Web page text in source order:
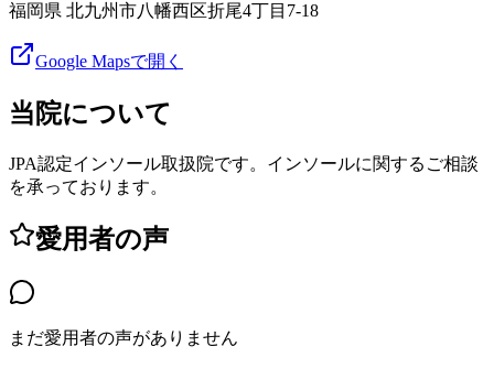
福岡県 北九州市八幡西区折尾4丁目7-18
Google Mapsで開く
当院について
JPA認定インソール取扱院です。インソールに関するご相談
を承っております。
愛用者の声
まだ愛用者の声がありません